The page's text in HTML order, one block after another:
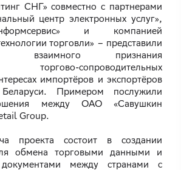
СНГ» совместно с партнерами
центр электронных услуг»,
и компанией
торговли» – представили
взаимного признания
торгово-сопроводительных
импортёров и экспортёров
Примером послужили
между OAO «Савушкин
Group.
проекта состоит в создании
обмена торговыми данными и
между странами с